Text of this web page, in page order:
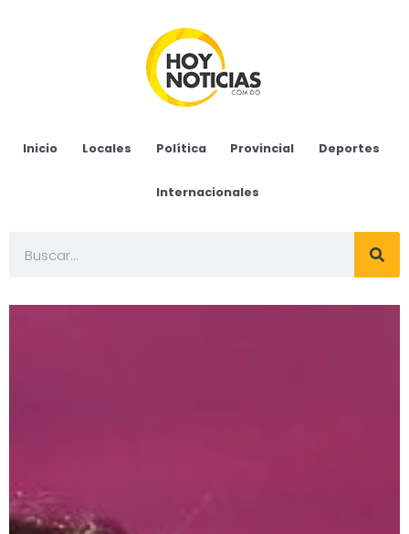
Inicio Locales Política Provincial Deportes
Internacionales